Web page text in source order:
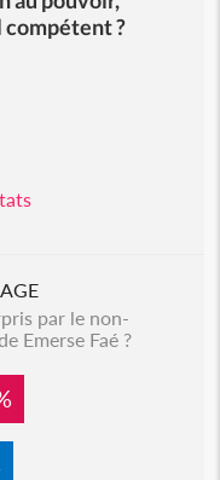
?
par le non-
Emerse Faé ?